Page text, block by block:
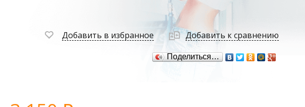
Добавить в избранное Добавить к сравнению
Поделиться…